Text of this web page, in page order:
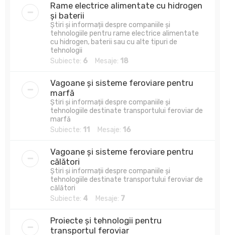
Rame electrice alimentate cu hidrogen
și baterii
Știri și informații despre companiile și
tehnologiile pentru rame electrice alimentate
cu hidrogen, baterii sau cu alte tipuri de
tehnologii
Subiecte: 6 Mesaje: 18
Vagoane și sisteme feroviare pentru
marfă
Știri și informații despre companiile și
tehnologiile destinate transportului feroviar de
marfă
Subiecte: 11 Mesaje: 16
Vagoane și sisteme feroviare pentru
călători
Știri și informații despre companiile și
tehnologiile destinate transportului feroviar de
călători
Subiecte: 4 Mesaje: 7
Proiecte și tehnologii pentru
transportul feroviar